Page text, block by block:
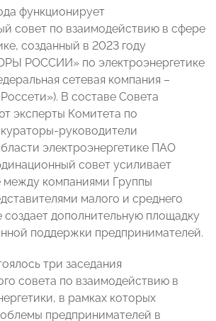
функционирует
совет по взаимодействию в сфере
созданный в 2023 году
РОССИИ» по электроэнергетике
сетевая компания –
В составе Совета
эксперты Комитета по
руководители
электроэнергетике ПАО
совет усиливает
между компаниями Группы
малого и среднего
создает дополнительную площадку
поддержки предпринимателей.
три заседания
совета по взаимодействию в
в рамках которых
предпринимателей в